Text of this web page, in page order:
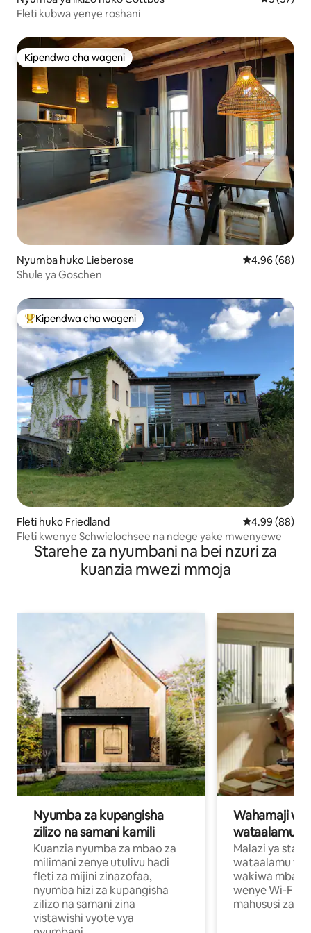
Fleti kubwa yenye roshani
Kipendwa cha wageni
Kipendwa cha wageni
Nyumba huko Lieberose Ukadiriaji wa
4.96 (68)
Shule ya Goschen
Kipendwa maarufu cha wageni
Kipendwa cha wageni
Fleti huko Friedland Ukadiriaji wa
4.99 (88)
Fleti kwenye Schwielochsee na ndege yake mwenyewe
Starehe za nyumbani na bei nzuri za
kuanzia mwezi mmoja
Nyumba za kupangisha
zilizo na samani kamili
Kuanzia nyumba za mbao za
milimani zenye utulivu hadi
fleti za mijini zinazofaa,
nyumba hizi za kupangisha
zilizo na samani zina
vistawishi vyote vya
Wahamaji
wataalamu
Malazi ya
wataalamu
wakiwa mbali
wenye Wi-Fi
mahususi za